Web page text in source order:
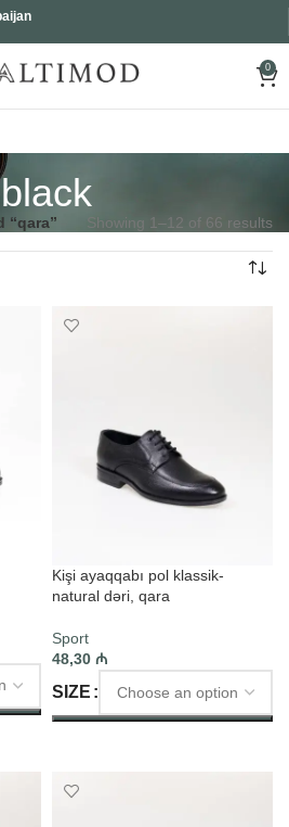
0
black
“qara” Showing 1–12 of 66 results
Kişi ayaqqabı pol klassik-
natural dəri, qara
Sport
48,30 ₼
SIZE